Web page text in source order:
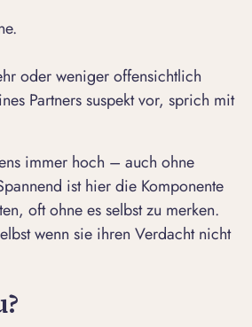
oder weniger offensichtlich
Partners suspekt vor, sprich mit
immer hoch – auch ohne
ist hier die Komponente
oft ohne es selbst zu merken.
wenn sie ihren Verdacht nicht